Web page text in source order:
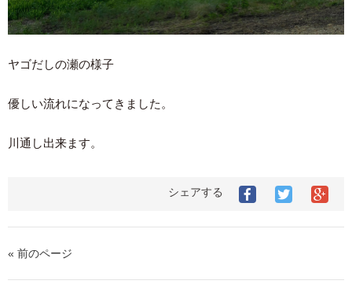
ヤゴだしの瀬の様子
優しい流れになってきました。
川通し出来ます。
シェアする
« 前のページ